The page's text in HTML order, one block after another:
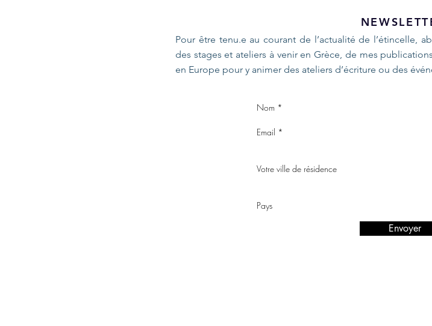
Pour être tenu.e au courant de l’actualité de l’étincelle,
des stages et ateliers à venir en Grèce, de mes
en Europe pour y animer des ateliers d’écriture ou des
Envoyer